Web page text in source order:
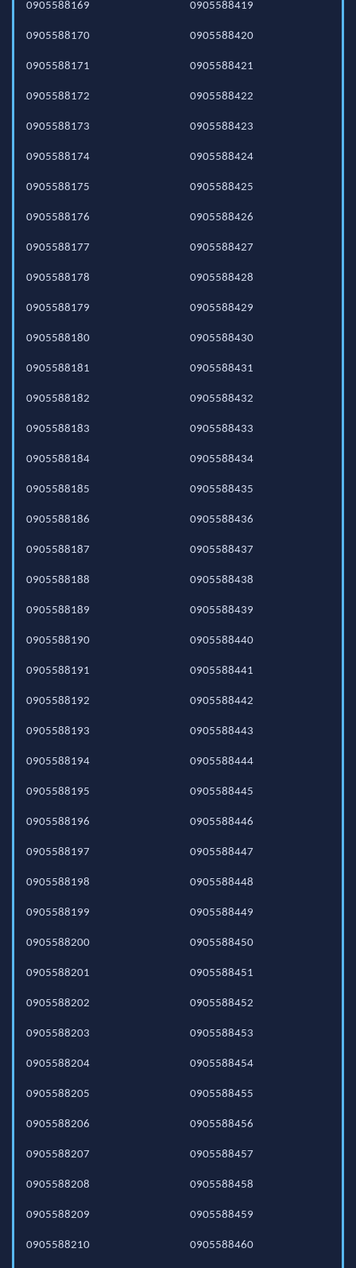
0905588169
0905588170
0905588171
0905588172
0905588173
0905588174
0905588175
0905588176
0905588177
0905588178
0905588179
0905588180
0905588181
0905588182
0905588183
0905588184
0905588185
0905588186
0905588187
0905588188
0905588189
0905588190
0905588191
0905588192
0905588193
0905588194
0905588195
0905588196
0905588197
0905588198
0905588199
0905588200
0905588201
0905588202
0905588203
0905588204
0905588205
0905588206
0905588207
0905588208
0905588209
0905588210
0905588419
0905588420
0905588421
0905588422
0905588423
0905588424
0905588425
0905588426
0905588427
0905588428
0905588429
0905588430
0905588431
0905588432
0905588433
0905588434
0905588435
0905588436
0905588437
0905588438
0905588439
0905588440
0905588441
0905588442
0905588443
0905588444
0905588445
0905588446
0905588447
0905588448
0905588449
0905588450
0905588451
0905588452
0905588453
0905588454
0905588455
0905588456
0905588457
0905588458
0905588459
0905588460